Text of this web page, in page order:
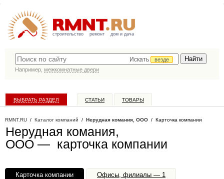
строительство ремонт дом и дача
Искать
везде
Например, межкомнатные двери
ВЫБРАТЬ РАЗДЕЛ СТАТЬИ ТОВАРЫ
RMNT.RU / Каталог компаний / Нерудная комания, ООО / Карточка компании
Нерудная комания,
ООО — карточка компании
Карточка компании Офисы, филиалы — 1